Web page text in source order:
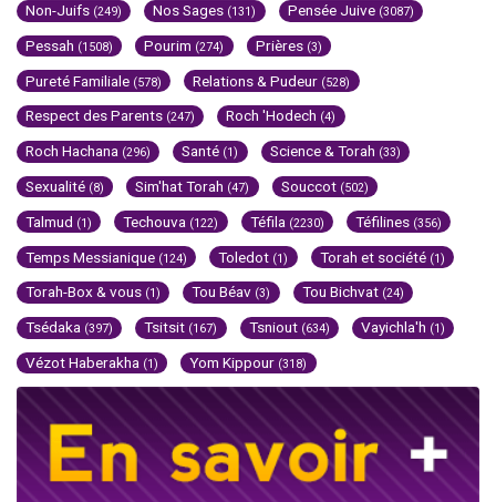
Non-Juifs (249) Nos Sages (131) Pensée Juive (3087)
Pessah (1508) Pourim (274) Prières (3)
Pureté Familiale (578) Relations & Pudeur (528)
Respect des Parents (247) Roch 'Hodech (4)
Roch Hachana (296) Santé (1) Science & Torah (33)
Sexualité (8) Sim'hat Torah (47) Souccot (502)
Talmud (1) Techouva (122) Téfila (2230) Téfilines (356)
Temps Messianique (124) Toledot (1) Torah et société (1)
Torah-Box & vous (1) Tou Béav (3) Tou Bichvat (24)
Tsédaka (397) Tsitsit (167) Tsniout (634) Vayichla'h (1)
Vézot Haberakha (1) Yom Kippour (318)